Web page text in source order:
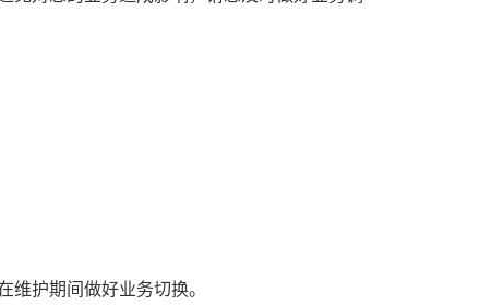
护期间做好业务切换。